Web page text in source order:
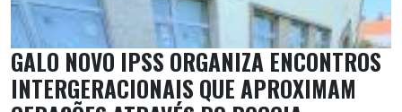
GALO NOVO IPSS ORGANIZA ENCONTROS
INTERGERACIONAIS QUE APROXIMAM